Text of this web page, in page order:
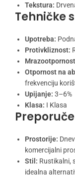
Tekstura:
Tehničke
Upotreba:
Protivkliznost:
Otpornost na
frekvenciju
Upijanje: 3–6%
Klasa: I Klasa
Prostorije:
komercijalni
Stil: Rustikalni,
idealna